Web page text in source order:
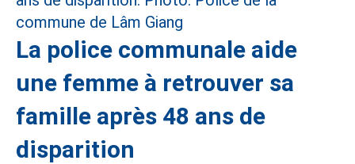
La police communale aide
une femme à retrouver sa
famille après 48 ans de
disparition